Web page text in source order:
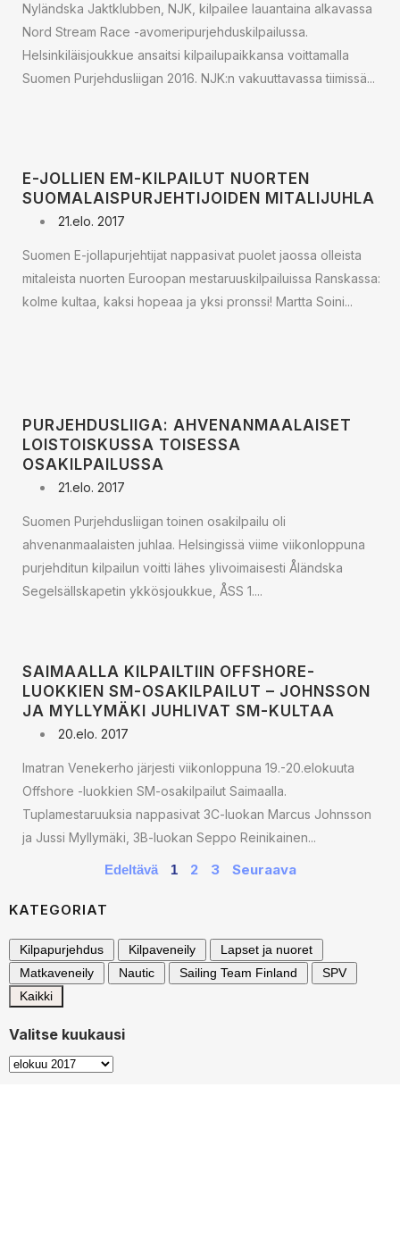
Nyländska Jaktklubben, NJK, kilpailee lauantaina alkavassa
Nord Stream Race -avomeripurjehduskilpailussa.
Helsinkiläisjoukkue ansaitsi kilpailupaikkansa voittamalla
Suomen Purjehdusliigan 2016. NJK:n vakuuttavassa tiimissä...
E-JOLLIEN EM-KILPAILUT NUORTEN
SUOMALAISPURJEHTIJOIDEN MITALIJUHLA
21.elo. 2017
Suomen E-jollapurjehtijat nappasivat puolet jaossa olleista
mitaleista nuorten Euroopan mestaruuskilpailuissa Ranskassa:
kolme kultaa, kaksi hopeaa ja yksi pronssi! Martta Soini...
PURJEHDUSLIIGA: AHVENANMAALAISET
LOISTOISKUSSA TOISESSA
OSAKILPAILUSSA
21.elo. 2017
Suomen Purjehdusliigan toinen osakilpailu oli
ahvenanmaalaisten juhlaa. Helsingissä viime viikonloppuna
purjehditun kilpailun voitti lähes ylivoimaisesti Åländska
Segelsällskapetin ykkösjoukkue, ÅSS 1....
SAIMAALLA KILPAILTIIN OFFSHORE-
LUOKKIEN SM-OSAKILPAILUT – JOHNSSON
JA MYLLYMÄKI JUHLIVAT SM-KULTAA
20.elo. 2017
Imatran Venekerho järjesti viikonloppuna 19.-20.elokuuta
Offshore -luokkien SM-osakilpailut Saimaalla.
Tuplamestaruuksia nappasivat 3C-luokan Marcus Johnsson
ja Jussi Myllymäki, 3B-luokan Seppo Reinikainen...
Edeltävä 1 2 3 Seuraava
KATEGORIAT
Kilpapurjehdus Kilpaveneily
Lapset ja nuoret
Matkaveneily
Nautic Sailing Team Finland
SPV
Kaikki
Valitse kuukausi